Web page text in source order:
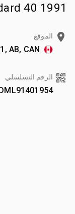
1991 40 ft Standard حاويات تخزين
الموقع
AB, CAN
الرقم التسلسلي